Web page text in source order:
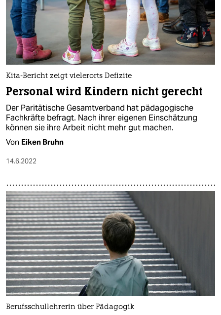
Kita-Bericht zeigt vielerorts Defizite
Personal wird Kindern nicht gerecht
Der Paritätische Gesamtverband hat pädagogische
Fachkräfte befragt. Nach ihrer eigenen Einschätzung
können sie ihre Arbeit nicht mehr gut machen.
Von Eiken Bruhn
14.6.2022
Berufsschullehrerin über Pädagogik